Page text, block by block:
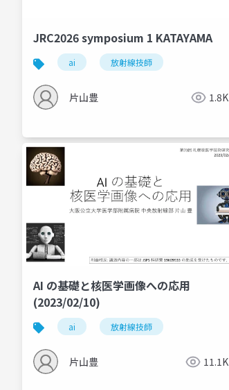
JRC2026 symposium 1 KATAYAMA
ai 放射線技師
片山豊 1.8K
AI の基礎と核医学画像への応用
(2023/02/10)
ai 放射線技師
片山豊 11.1K